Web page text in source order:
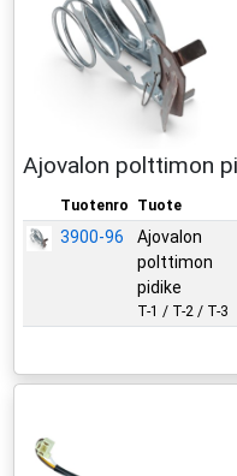
Ajovalon polttimon
Tuotenro Tuote
3900-96
Ajovalon
polttimon
pidike
T-1 / T-2 / T-3